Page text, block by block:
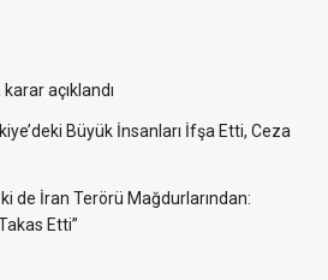
açıklandı
Büyük İnsanları İfşa Etti, Ceza
de İran Terörü Mağdurlarından:
Etti”